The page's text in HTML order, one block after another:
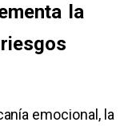
la
emocional, la